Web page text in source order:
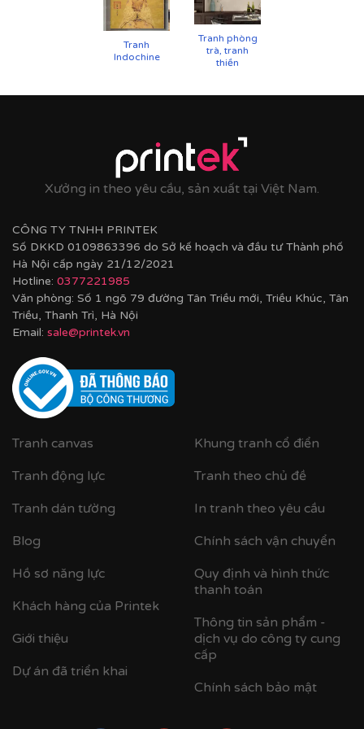
Hoàn thiện bằng khung bo viền chất liệu nhựa
composite cao cấp nâng tầm giá trị tranh.
Cận cảnh khung nhựa composite bản khung nhỏ
Tranh
Indochine
Tranh phòng
trà, tranh
thiền
Xưởng in theo yêu cầu, sản xuất tại Việt Nam.
CÔNG TY TNHH PRINTEK
Số DKKD 0109863396 do Sở kế hoạch và đầu tư Thành phố
Hà Nội cấp ngày 21/12/2021
Hotline: 0377221985
Văn phòng: Số 1 ngõ 79 đường Tân Triều mới, Triều Khúc, Tân
Triều, Thanh Trì, Hà Nội
Email: sale@printek.vn
Tranh canvas
Tranh động lực
Tranh dán tường
Blog
Hồ sơ năng lực
Khách hàng của Printek
Giới thiệu
Dự án đã triển khai
Khung tranh cổ điển
Tranh theo chủ đề
In tranh theo yêu cầu
Chính sách vận chuyển
Quy định và hình thức
thanh toán
Thông tin sản phẩm -
dịch vụ do công ty cung
cấp
Chính sách bảo mật